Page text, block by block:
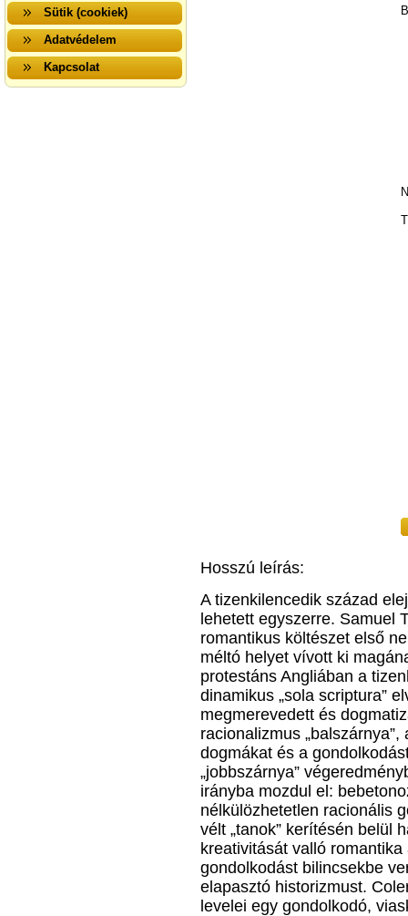
Sütik (cookiek)
Adatvédelem
Kapcsolat
Hosszú leírás:
A tizenkilencedik század
lehetett egyszerre. Samuel
romantikus költészet első
méltó helyet vívott ki
protestáns Angliában a
dinamikus „sola scriptura”
megmerevedett és
racionalizmus
dogmákat és a
„jobbszárnya”
irányba mozdul el:
nélkülözhetetlen racionális
vélt „tanok” kerítésén belül
kreativitását valló
gondolkodást bilincsekbe
elapasztó historizmust.
levelei egy gondolkodó,